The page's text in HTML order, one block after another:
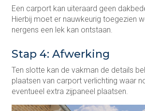
Een carport kan uiteraard geen
Hierbij moet er nauwkeurig toegezien
nergens een lek kan ontstaan.
Stap 4: Afwerking
Ten slotte kan de vakman de details
plaatsen van carport verlichting waar
eventueel extra zijpaneel plaatsen.